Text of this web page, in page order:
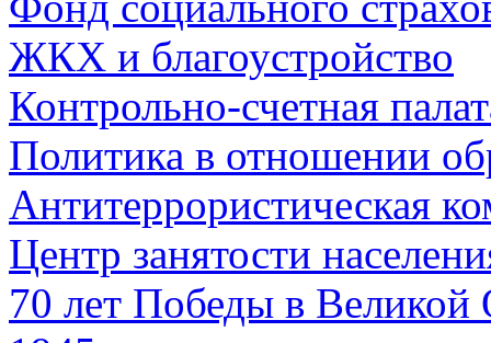
ЖКХ и благоустройство
Контрольно-счетная
Политика в отношении
Антитеррористическая
Центр занятости
70 лет Победы в Великой